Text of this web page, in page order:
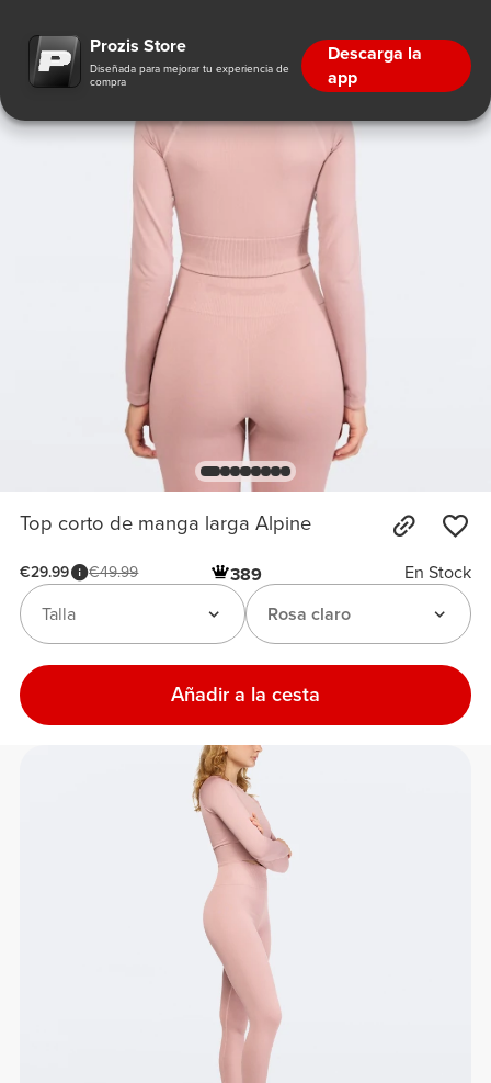
Prozis Store
Diseñada para mejorar tu experiencia de
compra
Descarga la
app
Top corto de manga larga Alpine
€29.99 €49.99 389
En Stock
Rosa claro
Talla
Añadir a la cesta